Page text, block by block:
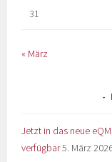
31
« März
Jetzt in das neue
verfügbar5. März